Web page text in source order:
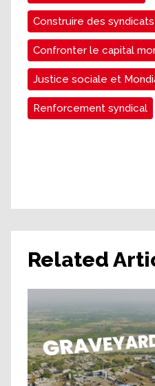
Construire des
Confronter le capital
Justice sociale et
Renforcement syndical
Related